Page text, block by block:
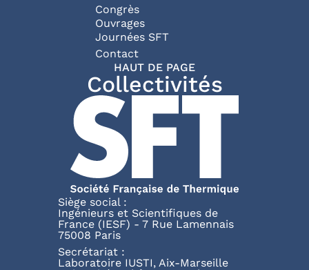
Congrès
Ouvrages
Journées SFT
Pied de page
Contact
HAUT DE PAGE
Collectivités
Siège social :
Ingénieurs et Scientifiques de
France (IESF) - 7 Rue Lamennais
75008 Paris
Secrétariat :
Laboratoire IUSTI, Aix-Marseille